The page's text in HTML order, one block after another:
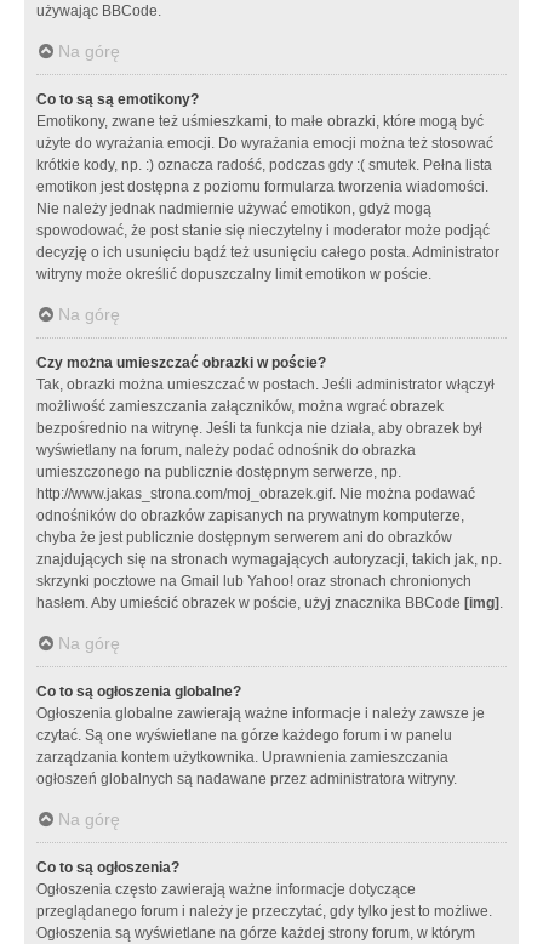
używając BBCode.
Na górę
Co to są są emotikony?
Emotikony, zwane też uśmieszkami, to małe obrazki, które mogą być
użyte do wyrażania emocji. Do wyrażania emocji można też stosować
krótkie kody, np. :) oznacza radość, podczas gdy :( smutek. Pełna lista
emotikon jest dostępna z poziomu formularza tworzenia wiadomości.
Nie należy jednak nadmiernie używać emotikon, gdyż mogą
spowodować, że post stanie się nieczytelny i moderator może podjąć
decyzję o ich usunięciu bądź też usunięciu całego posta. Administrator
witryny może określić dopuszczalny limit emotikon w poście.
Na górę
Czy można umieszczać obrazki w poście?
Tak, obrazki można umieszczać w postach. Jeśli administrator włączył
możliwość zamieszczania załączników, można wgrać obrazek
bezpośrednio na witrynę. Jeśli ta funkcja nie działa, aby obrazek był
wyświetlany na forum, należy podać odnośnik do obrazka
umieszczonego na publicznie dostępnym serwerze, np.
http://www.jakas_strona.com/moj_obrazek.gif. Nie można podawać
odnośników do obrazków zapisanych na prywatnym komputerze,
chyba że jest publicznie dostępnym serwerem ani do obrazków
znajdujących się na stronach wymagających autoryzacji, takich jak, np.
skrzynki pocztowe na Gmail lub Yahoo! oraz stronach chronionych
hasłem. Aby umieścić obrazek w poście, użyj znacznika BBCode [img] .
Na górę
Co to są ogłoszenia globalne?
Ogłoszenia globalne zawierają ważne informacje i należy zawsze je
czytać. Są one wyświetlane na górze każdego forum i w panelu
zarządzania kontem użytkownika. Uprawnienia zamieszczania
ogłoszeń globalnych są nadawane przez administratora witryny.
Na górę
Co to są ogłoszenia?
Ogłoszenia często zawierają ważne informacje dotyczące
przeglądanego forum i należy je przeczytać, gdy tylko jest to możliwe.
Ogłoszenia są wyświetlane na górze każdej strony forum, w którym